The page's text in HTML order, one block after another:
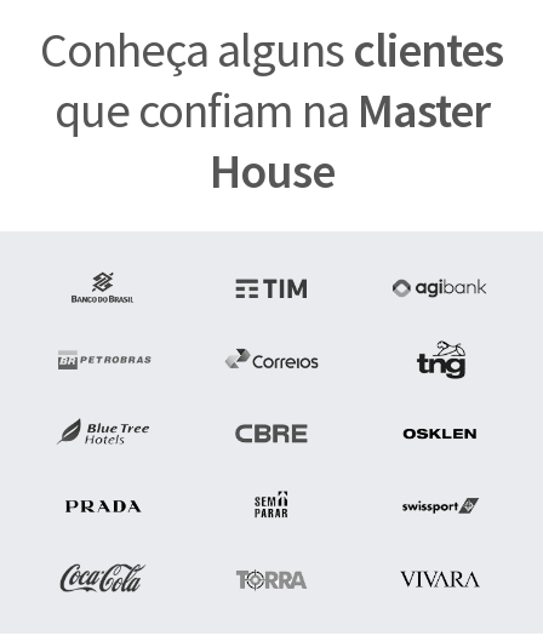
Conheça algunsclientes
que confiam na Master
House